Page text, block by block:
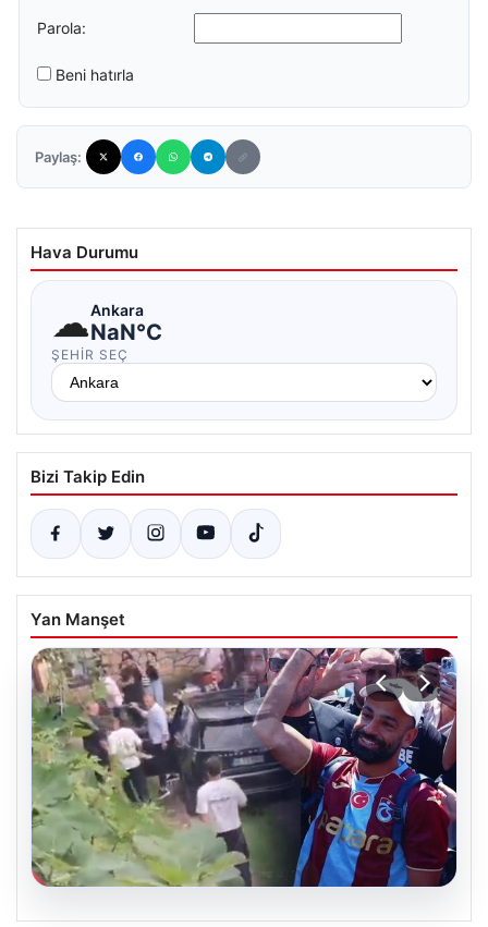
Parola:
Beni hatırla
Paylaş:
Hava Durumu
☁Ankara
NaN°C
ŞEHIR SEÇ
Bizi Takip Edin
Yan Manşet
07.08.2026